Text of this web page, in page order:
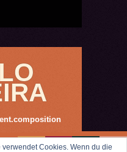
Cookies. Wenn du die